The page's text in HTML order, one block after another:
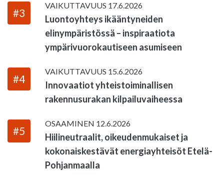
#3
VAIKUTTAVUUS 17.6.2026
Luontoyhteys ikääntyneiden
elinympäristössä – inspiraatiota
ympärivuorokautiseen asumiseen
#4
VAIKUTTAVUUS 15.6.2026
Innovaatiot yhteistoiminallisen
rakennusurakan kilpailuvaiheessa
#5
OSAAMINEN 12.6.2026
Hiilineutraalit, oikeudenmukaiset ja
kokonaiskestävät energiayhteisöt Etelä-
Pohjanmaalla